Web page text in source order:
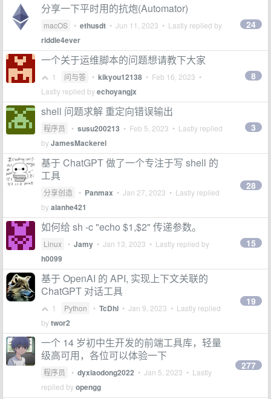
分享一下平时用的抗炮(Automator)
macOS • ethusdt • Jun 11, 2023 • Lastly replied by
riddle4ever
24
一个关于运维脚本的问题想请教下大家
1 问与答 • kikyou12138 • Feb 16, 2023 •
Lastly replied byechoyangjx
8
shell 问题求解 重定向错误输出
程序员 • susu200213 • Feb 5, 2023 • Lastly replied
byJamesMackerel
3
基于 ChatGPT 做了一个专注于写 shell 的
工具
分享创造 • Panmax • Jan 27, 2023 • Lastly replied
byalanhe421
28
如何给 sh -c "echo $1,$2" 传递参数。
Linux • Jamy • Jan 13, 2023 • Lastly replied by
h0099
15
基于 OpenAI 的 API, 实现上下文关联的
ChatGPT 对话工具
1 Python • TcDhl • Jan 9, 2023 • Lastly replied
bytwor2
19
一个 14 岁初中生开发的前端工具库，轻量
级高可用，各位可以体验一下
程序员 • dyxiaodong2022 • Jan 5, 2023 • Lastly
replied byopengg
277